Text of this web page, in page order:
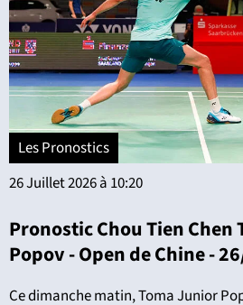
Les Pronostics
26 Juillet 2026 à 10:20
Pronostic Chou Tien Chen
Popov - Open de Chine -
Ce dimanche matin, Toma Junior